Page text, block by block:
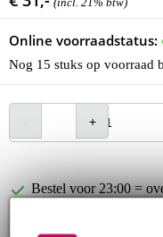
(incl. 21% btw)
Online voorraadstatus:
Nog 15 stuks op voorraad
Bestel voor 23:00 =